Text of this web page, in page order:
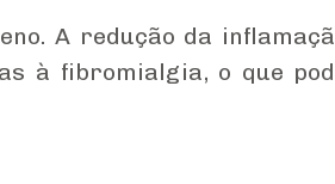
A redução da
à fibromialgia, o que